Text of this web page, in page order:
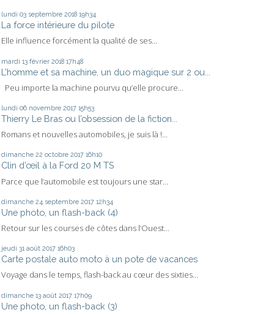
lundi 03 septembre 2018 19h34
La force intérieure du pilote
Elle influence forcément la qualité de ses...
mardi 13 février 2018 17h48
L’homme et sa machine, un duo magique sur 2 ou...
Peu importe la machine pourvu qu’elle procure...
lundi 06 novembre 2017 15h53
Thierry Le Bras ou l’obsession de la fiction...
Romans et nouvelles automobiles, je suis là !...
dimanche 22 octobre 2017 16h10
Clin d’œil à la Ford 20 M TS
Parce que l’automobile est toujours une star...
dimanche 24 septembre 2017 12h34
Une photo, un flash-back (4)
Retour sur les courses de côtes dans l’Ouest...
jeudi 31 août 2017 16h03
Carte postale auto moto à un pote de vacances
Voyage dans le temps, flash-back au cœur des sixties...
dimanche 13 août 2017 17h09
Une photo, un flash-back (3)